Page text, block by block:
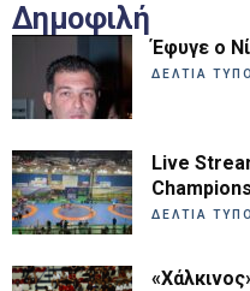
Δημοφιλή
Έφυγε ο
ΔΕΛΤΙΑ
Live
ΔΕΛΤΙΑ